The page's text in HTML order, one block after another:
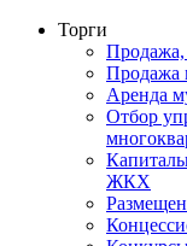
Торги
Продажа,
Продажа
Аренда
Отбор
ЖКХ